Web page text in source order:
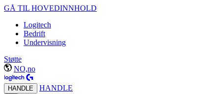
GÅ TIL HOVEDINNHOLD
Logitech
Bedrift
Undervisning
Støtte
NO,no
HANDLE HANDLE